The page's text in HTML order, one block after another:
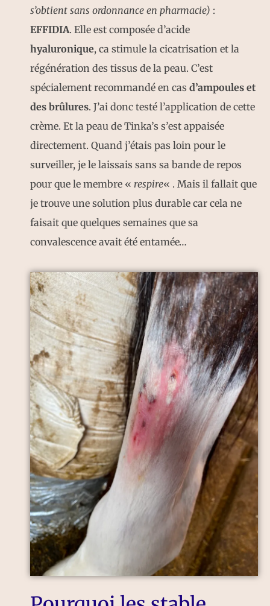
s’obtient sans ordonnance en pharmacie) :
EFFIDIA. Elle est composée d’acide
hyaluronique, ca stimule la cicatrisation et la
régénération des tissus de la peau. C’est
spécialement recommandé en cas d’ampoules et
des brûlures. J’ai donc testé l’application de cette
crème. Et la peau de Tinka’s s’est appaisée
directement. Quand j’étais pas loin pour le
surveiller, je le laissais sans sa bande de repos
pour que le membre « respire« . Mais il fallait que
je trouve une solution plus durable car cela ne
faisait que quelques semaines que sa
convalescence avait été entamée…